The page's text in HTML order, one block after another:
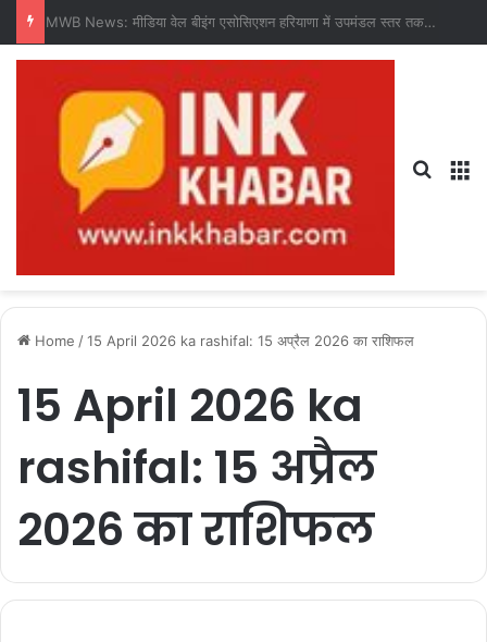
17 July 2026 ka rashifal: 17 जुलाई 2026 का राशिफल, जानिए कैसा रहेगा आपका दिन?
Home /15 April 2026 ka rashifal: 15 अप्रैल 2026 का राशिफल
15 April 2026 ka
rashifal: 15 अप्रैल
2026 का राशिफल